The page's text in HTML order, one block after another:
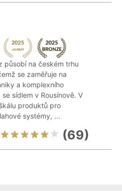
působí na českém trhu
se zaměřuje na
a komplexního
sídlem v Rousínově. V
produktů pro
systémy, ...
(69)